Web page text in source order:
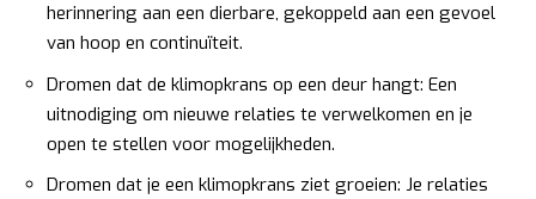
herinnering aan een dierbare, gekoppeld aan een gevoel
van hoop en continuïteit.
Dromen dat de klimopkrans op een deur hangt: Een
uitnodiging om nieuwe relaties te verwelkomen en je
open te stellen voor mogelijkheden.
Dromen dat je een klimopkrans ziet groeien: Je relaties